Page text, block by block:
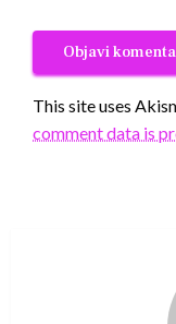
This site uses
comment data is